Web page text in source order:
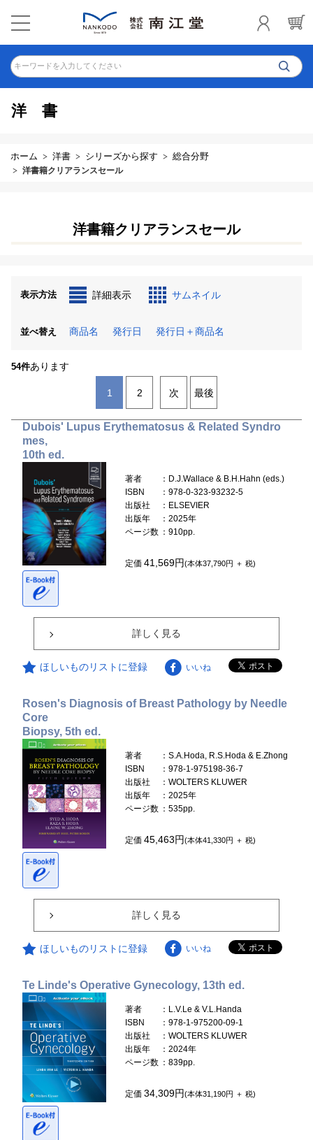
キーワードを入力してください
洋書
ホーム 洋書 シリーズから探す 総合分野
洋書籍クリアランスセール
洋書籍クリアランスセール
表示方法 詳細表示 サムネイル
並べ替え 商品名 発行日 発行日＋商品名
54件あります
1 2 次 最後
Dubois' Lupus Erythematosus & Related Syndro
mes,
10th ed.
著者
：D.J.Wallace & B.H.Hahn (eds.)
ISBN
：978-0-323-93232-5
出版社
：ELSEVIER
出版年
：2025年
ページ数 ：910pp.
定価41,569円(本体37,790円 ＋ 税)
詳しく見る
ほしいものリストに登録 いいね
Rosen's Diagnosis of Breast Pathology by Needle
Core
Biopsy, 5th ed.
著者
：S.A.Hoda, R.S.Hoda & E.Zhong
ISBN
：978-1-975198-36-7
出版社
：WOLTERS KLUWER
出版年
：2025年
ページ数 ：535pp.
定価45,463円(本体41,330円 ＋ 税)
詳しく見る
ほしいものリストに登録 いいね
Te Linde's Operative Gynecology, 13th ed.
著者
：L.V.Le & V.L.Handa
ISBN
：978-1-975200-09-1
出版社
：WOLTERS KLUWER
出版年
：2024年
ページ数 ：839pp.
定価34,309円(本体31,190円 ＋ 税)